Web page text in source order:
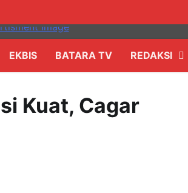
EKBIS BATARA TV REDAKSI
Kuat, Cagar